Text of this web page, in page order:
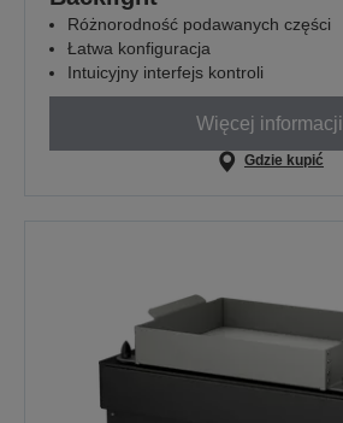
Różnorodność podawanych części
Łatwa konfiguracja
Intuicyjny interfejs kontroli
Więcej informacji
Gdzie kupić